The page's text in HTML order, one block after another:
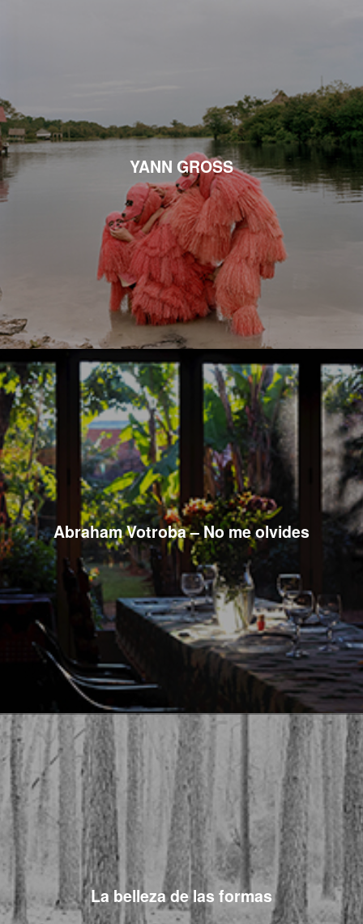
YANN GROSS
Abraham Votroba – No me olvides
La belleza de las formas